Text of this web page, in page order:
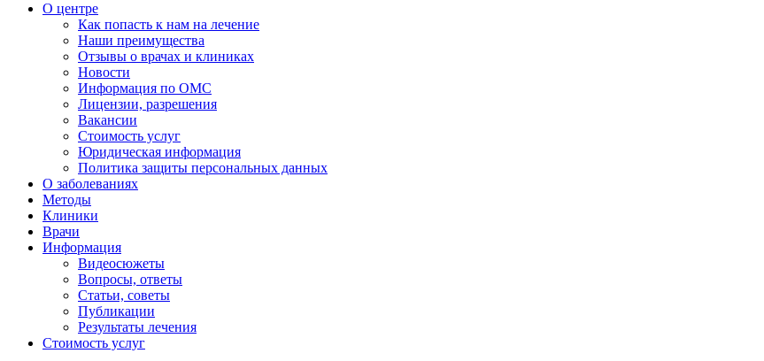
О центре
Как попасть к нам на лечение
Наши преимущества
Отзывы о врачах и клиниках
Новости
Информация по ОМС
Лицензии, разрешения
Вакансии
Стоимость услуг
Юридическая информация
Политика защиты персональных данных
О заболеваниях
Методы
Клиники
Врачи
Информация
Видеосюжеты
Вопросы, ответы
Статьи, советы
Публикации
Результаты лечения
Стоимость услуг